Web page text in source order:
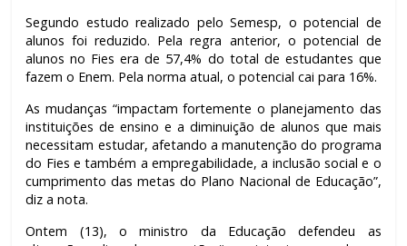
Segundo estudo realizado pelo Semesp, o potencial de
alunos foi reduzido. Pela regra anterior, o potencial de
alunos no Fies era de 57,4% do total de estudantes que
fazem o Enem. Pela norma atual, o potencial cai para 16%.
As mudanças “impactam fortemente o planejamento das
instituições de ensino e a diminuição de alunos que mais
necessitam estudar, afetando a manutenção do programa
do Fies e também a empregabilidade, a inclusão social e o
cumprimento das metas do Plano Nacional de Educação”,
diz a nota.
Ontem (13), o ministro da Educação defendeu as